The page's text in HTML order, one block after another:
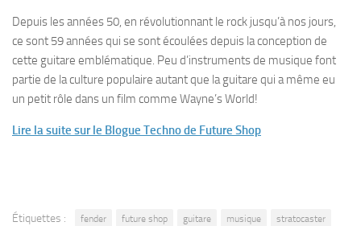
Depuis les années 50, en révolutionnant le rock jusqu’à nos jours,
ce sont 59 années qui se sont écoulées depuis la conception de
cette guitare emblématique. Peu d’instruments de musique font
partie de la culture populaire autant que la guitare qui a même eu
un petit rôle dans un film comme Wayne’s World!
Lire la suite sur le Blogue Techno de Future Shop
Étiquettes : fender future shop guitare musique stratocaster